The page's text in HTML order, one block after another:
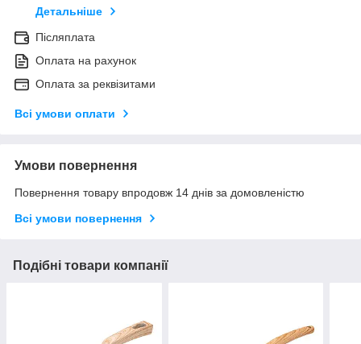
Детальніше
Післяплата
Оплата на рахунок
Оплата за реквізитами
Всі умови оплати
Умови повернення
Повернення товару впродовж 14 днів за домовленістю
Всі умови повернення
Подібні товари компанії